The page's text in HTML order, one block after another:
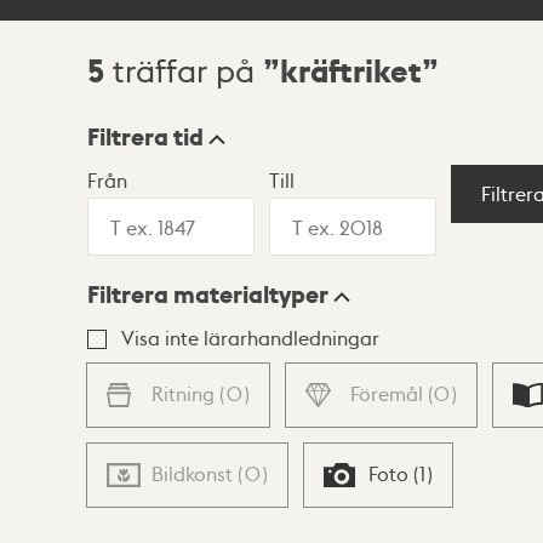
Sökresultat
5 träffar på kräftriket
Visningsläge
Lista Karta
Filtrera tid
Från Till
Filtrera materialtyper
Visa inte lärarhandledningar
Ritning (0) Föremål (0)
Bildkonst (0) Foto (1)